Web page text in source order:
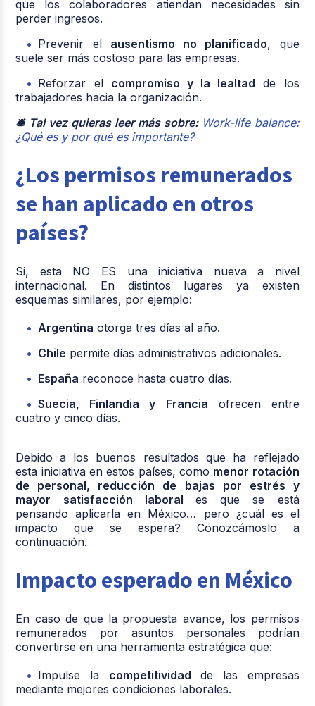
que los colaboradores atiendan necesidades sin
perder ingresos.
Prevenir el ausentismo no planificado, que
suele ser más costoso para las empresas.
Reforzar el compromiso y la lealtad de los
trabajadores hacia la organización.
🛎️ Tal vez quieras leer más sobre: Work-life balance:
¿Qué es y por qué es importante?
¿Los permisos remunerados
se han aplicado en otros
países?
Si, esta NO ES una iniciativa nueva a nivel
internacional. En distintos lugares ya existen
esquemas similares, por ejemplo:
Argentina otorga tres días al año.
Chile permite días administrativos adicionales.
España reconoce hasta cuatro días.
Suecia, Finlandia y Francia ofrecen entre
cuatro y cinco días.
Debido a los buenos resultados que ha reflejado
esta iniciativa en estos países, como menor rotación
de personal, reducción de bajas por estrés y
mayor satisfacción laboral es que se está
pensando aplicarla en México… pero ¿cuál es el
impacto que se espera? Conozcámoslo a
continuación.
Impacto esperado en México
En caso de que la propuesta avance, los permisos
remunerados por asuntos personales podrían
convertirse en una herramienta estratégica que:
Impulse la competitividad de las empresas
mediante mejores condiciones laborales.